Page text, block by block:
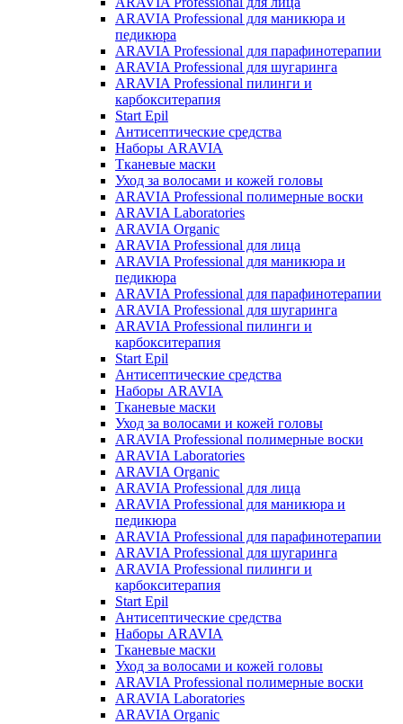
ARAVIA Professional для маникюра и
педикюра
ARAVIA Professional для парафинотерапии
ARAVIA Professional для шугаринга
ARAVIA Professional пилинги и
карбокситерапия
Start Epil
Антисептические средства
Наборы ARAVIA
Тканевые маски
Уход за волосами и кожей головы
ARAVIA Professional полимерные воски
ARAVIA Laboratories
ARAVIA Organic
ARAVIA Professional для лица
ARAVIA Professional для маникюра и
педикюра
ARAVIA Professional для парафинотерапии
ARAVIA Professional для шугаринга
ARAVIA Professional пилинги и
карбокситерапия
Start Epil
Антисептические средства
Наборы ARAVIA
Тканевые маски
Уход за волосами и кожей головы
ARAVIA Professional полимерные воски
ARAVIA Laboratories
ARAVIA Organic
ARAVIA Professional для лица
ARAVIA Professional для маникюра и
педикюра
ARAVIA Professional для парафинотерапии
ARAVIA Professional для шугаринга
ARAVIA Professional пилинги и
карбокситерапия
Start Epil
Антисептические средства
Наборы ARAVIA
Тканевые маски
Уход за волосами и кожей головы
ARAVIA Professional полимерные воски
ARAVIA Laboratories
ARAVIA Organic